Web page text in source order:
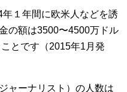
１年間に欧米人などを誘
の額は3500〜4500万ドル
とです（2015年1月発
ャーナリスト）の人数は